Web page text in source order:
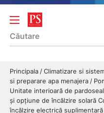
Principala Climatizare si
si preparare apa menajera
Unitate interioară de
și opțiune de încălzire solară
încălzire electrică